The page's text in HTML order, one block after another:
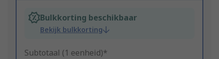
Bulkkorting beschikbaar
Bekijk bulkkorting
Subtotaal (1 eenheid)*